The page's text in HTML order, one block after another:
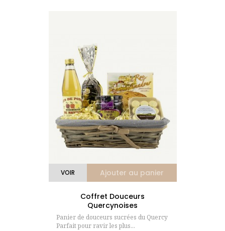
Ajouter au panier
VOIR
Coffret Douceurs
Quercynoises
Panier de douceurs sucrées du Quercy
Parfait pour ravir les plus...